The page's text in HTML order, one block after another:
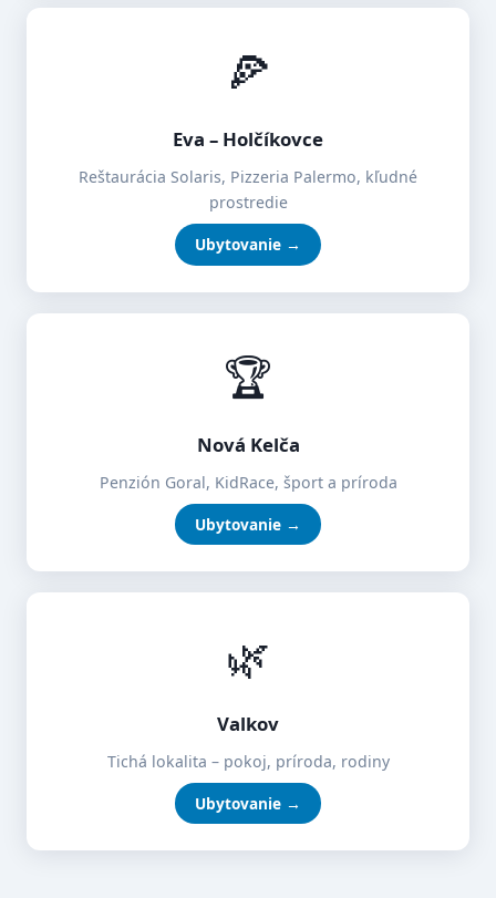
🍕
Eva – Holčíkovce
Reštaurácia Solaris, Pizzeria Palermo, kľudné
prostredie
Ubytovanie →
🏆
Nová Kelča
Penzión Goral, KidRace, šport a príroda
Ubytovanie →
🌿
Valkov
Tichá lokalita – pokoj, príroda, rodiny
Ubytovanie →